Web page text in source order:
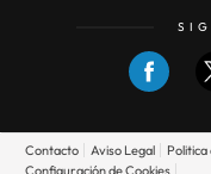
Contacto Aviso Legal